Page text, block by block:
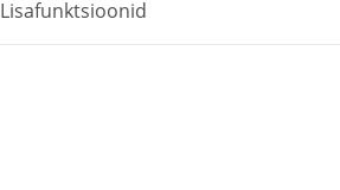
Lisafunktsioonid